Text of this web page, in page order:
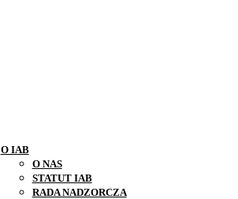
O IAB
O NAS
STATUT IAB
RADA NADZORCZA